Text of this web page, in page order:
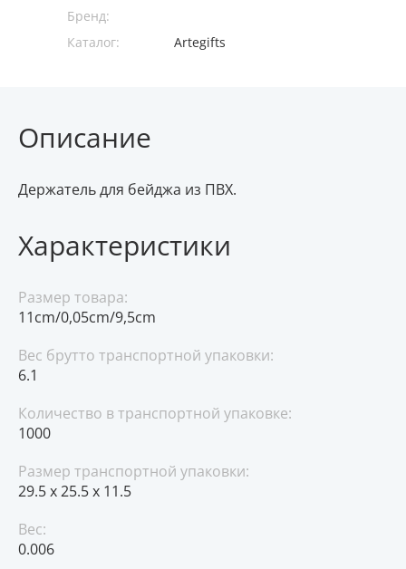
Бренд:
Каталог:
Artegifts
Описание
Держатель для бейджа из ПВХ.
Характеристики
Размер товара:
11cm/0,05cm/9,5cm
Вес брутто транспортной упаковки:
6.1
Количество в транспортной упаковке:
1000
Размер транспортной упаковки:
29.5 x 25.5 x 11.5
Вес:
0.006